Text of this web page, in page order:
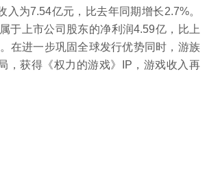
入为7.54亿元，比去年同期增长2.7%。
于上市公司股东的净利润4.59亿，比上
在进一步巩固全球发行优势同时，游族
，获得《权力的游戏》IP，游戏收入再